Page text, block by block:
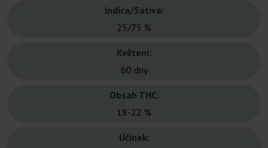
Indica/Sativa:
25/75 %
Květení:
60 dny
Obsah THC:
18-22 %
Účinek: